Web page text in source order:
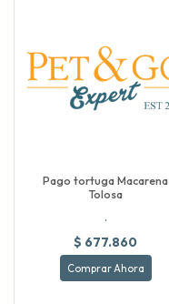
Pago tortuga Macarena
Tolosa
.
$ 677.860
Comprar Ahora